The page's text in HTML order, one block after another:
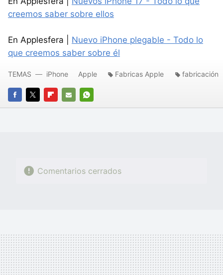
creemos saber sobre ellos
En Applesfera | Nuevo iPhone plegable - Todo lo
que creemos saber sobre él
FACEBOOK
TWITTERFLIPBOARD
E-
WHATSAPP
TEMAS iPhone Apple Fabricas Apple fabricación
Comentarios cerrados